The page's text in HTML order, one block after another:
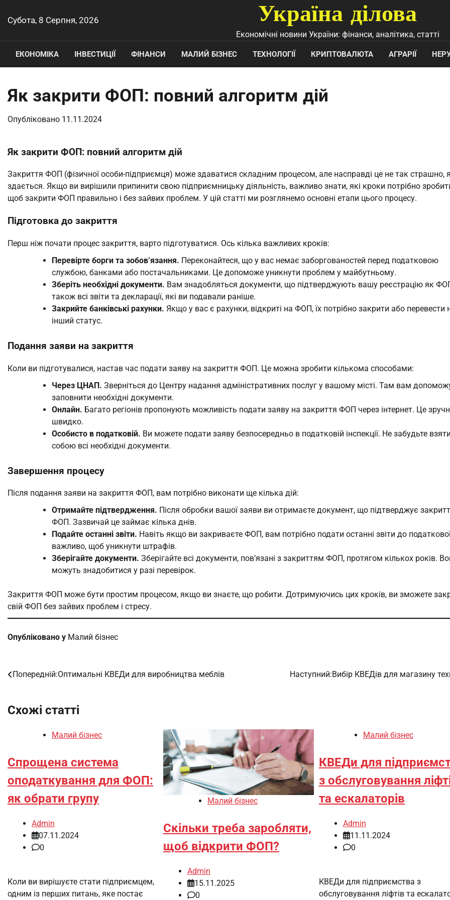
доСубота, 8 Серпня, 2026 Україна ділова
Економічні новини України: фінанси, аналітика, статті
ЕКОНОМІКА ІНВЕСТИЦІЇ ФІНАНСИ МАЛИЙ БІЗНЕС ТЕХНОЛОГІЇ КРИПТОВАЛЮТА АГРАРІЇ
Як закрити ФОП: повний алгоритм дій
Опубліковано 11.11.2024
Як закрити ФОП: повний алгоритм дій
Закриття ФОП (фізичної особи-підприємця) може здаватися складним процесом, але насправді це не так страшно,
здається. Якщо ви вирішили припинити свою підприємницьку діяльність, важливо знати, які кроки потрібно
щоб закрити ФОП правильно і без зайвих проблем. У цій статті ми розглянемо основні етапи цього процесу.
Підготовка до закриття
Перш ніж почати процес закриття, варто підготуватися. Ось кілька важливих кроків:
Перевірте борги та зобов’язання. Переконайтеся, що у вас немає заборгованостей перед податковою
службою, банками або постачальниками. Це допоможе уникнути проблем у майбутньому.
Зберіть необхідні документи. Вам знадобляться документи, що підтверджують вашу реєстрацію як
також всі звіти та декларації, які ви подавали раніше.
Закрийте банківські рахунки. Якщо у вас є рахунки, відкриті на ФОП, їх потрібно закрити або перевести
інший статус.
Подання заяви на закриття
Коли ви підготувалися, настав час подати заяву на закриття ФОП. Це можна зробити кількома способами:
Через ЦНАП. Зверніться до Центру надання адміністративних послуг у вашому місті. Там вам
заповнити необхідні документи.
Онлайн. Багато регіонів пропонують можливість подати заяву на закриття ФОП через інтернет. Це
швидко.
Особисто в податковій. Ви можете подати заяву безпосередньо в податковій інспекції. Не забудьте
собою всі необхідні документи.
Завершення процесу
Після подання заяви на закриття ФОП, вам потрібно виконати ще кілька дій:
Отримайте підтвердження. Після обробки вашої заяви ви отримаєте документ, що підтверджує
ФОП. Зазвичай це займає кілька днів.
Подайте останні звіти. Навіть якщо ви закриваєте ФОП, вам потрібно подати останні звіти до
важливо, щоб уникнути штрафів.
Зберігайте документи. Зберігайте всі документи, пов’язані з закриттям ФОП, протягом кількох років.
можуть знадобитися у разі перевірок.
Закриття ФОП може бути простим процесом, якщо ви знаєте, що робити. Дотримуючись цих кроків, ви зможете
свій ФОП без зайвих проблем і стресу.
Опубліковано у Малий бізнес
Навігація
Попередній:Оптимальні КВЕДи для виробництва меблів Наступний:Вибір КВЕДів для магазину
Схожі статті
Малий бізнес
Спрощена система
оподаткування для ФОП:
як обрати групу
Admin
07.11.2024
0
Коли ви вирішуєте стати підприємцем,
одним із перших питань, яке постає
Малий бізнес
Скільки треба заробляти,
щоб відкрити ФОП?
Admin
15.11.2025
0
Малий бізнес
КВЕДи для
з обслуговування
та ескалаторів
Admin
11.11.2024
0
КВЕДи для підприємства з
обслуговування ліфтів та